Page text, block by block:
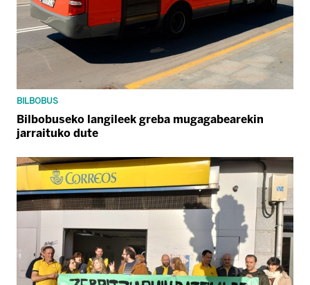
BILBOBUS
Bilbobuseko langileek greba mugagabearekin
jarraituko dute